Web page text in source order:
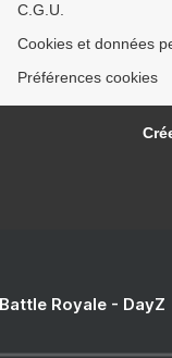
C.G.U.
Cookies et données
Préférences cookies
Royale - DayZ